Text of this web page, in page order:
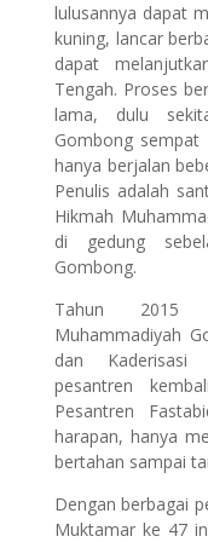
lulusannya dapat
kuning, lancar
dapat
Tengah. Proses
lama, dulu
Gombong
hanya berjalan
Penulis adalah
Hikmah
di gedung
Gombong.
Tahun 2015
Muhammadiyah
dan Kaderisasi
pesantren
Pesantren
harapan, hanya
bertahan sampai
Dengan berbagai
Muktamar ke 47